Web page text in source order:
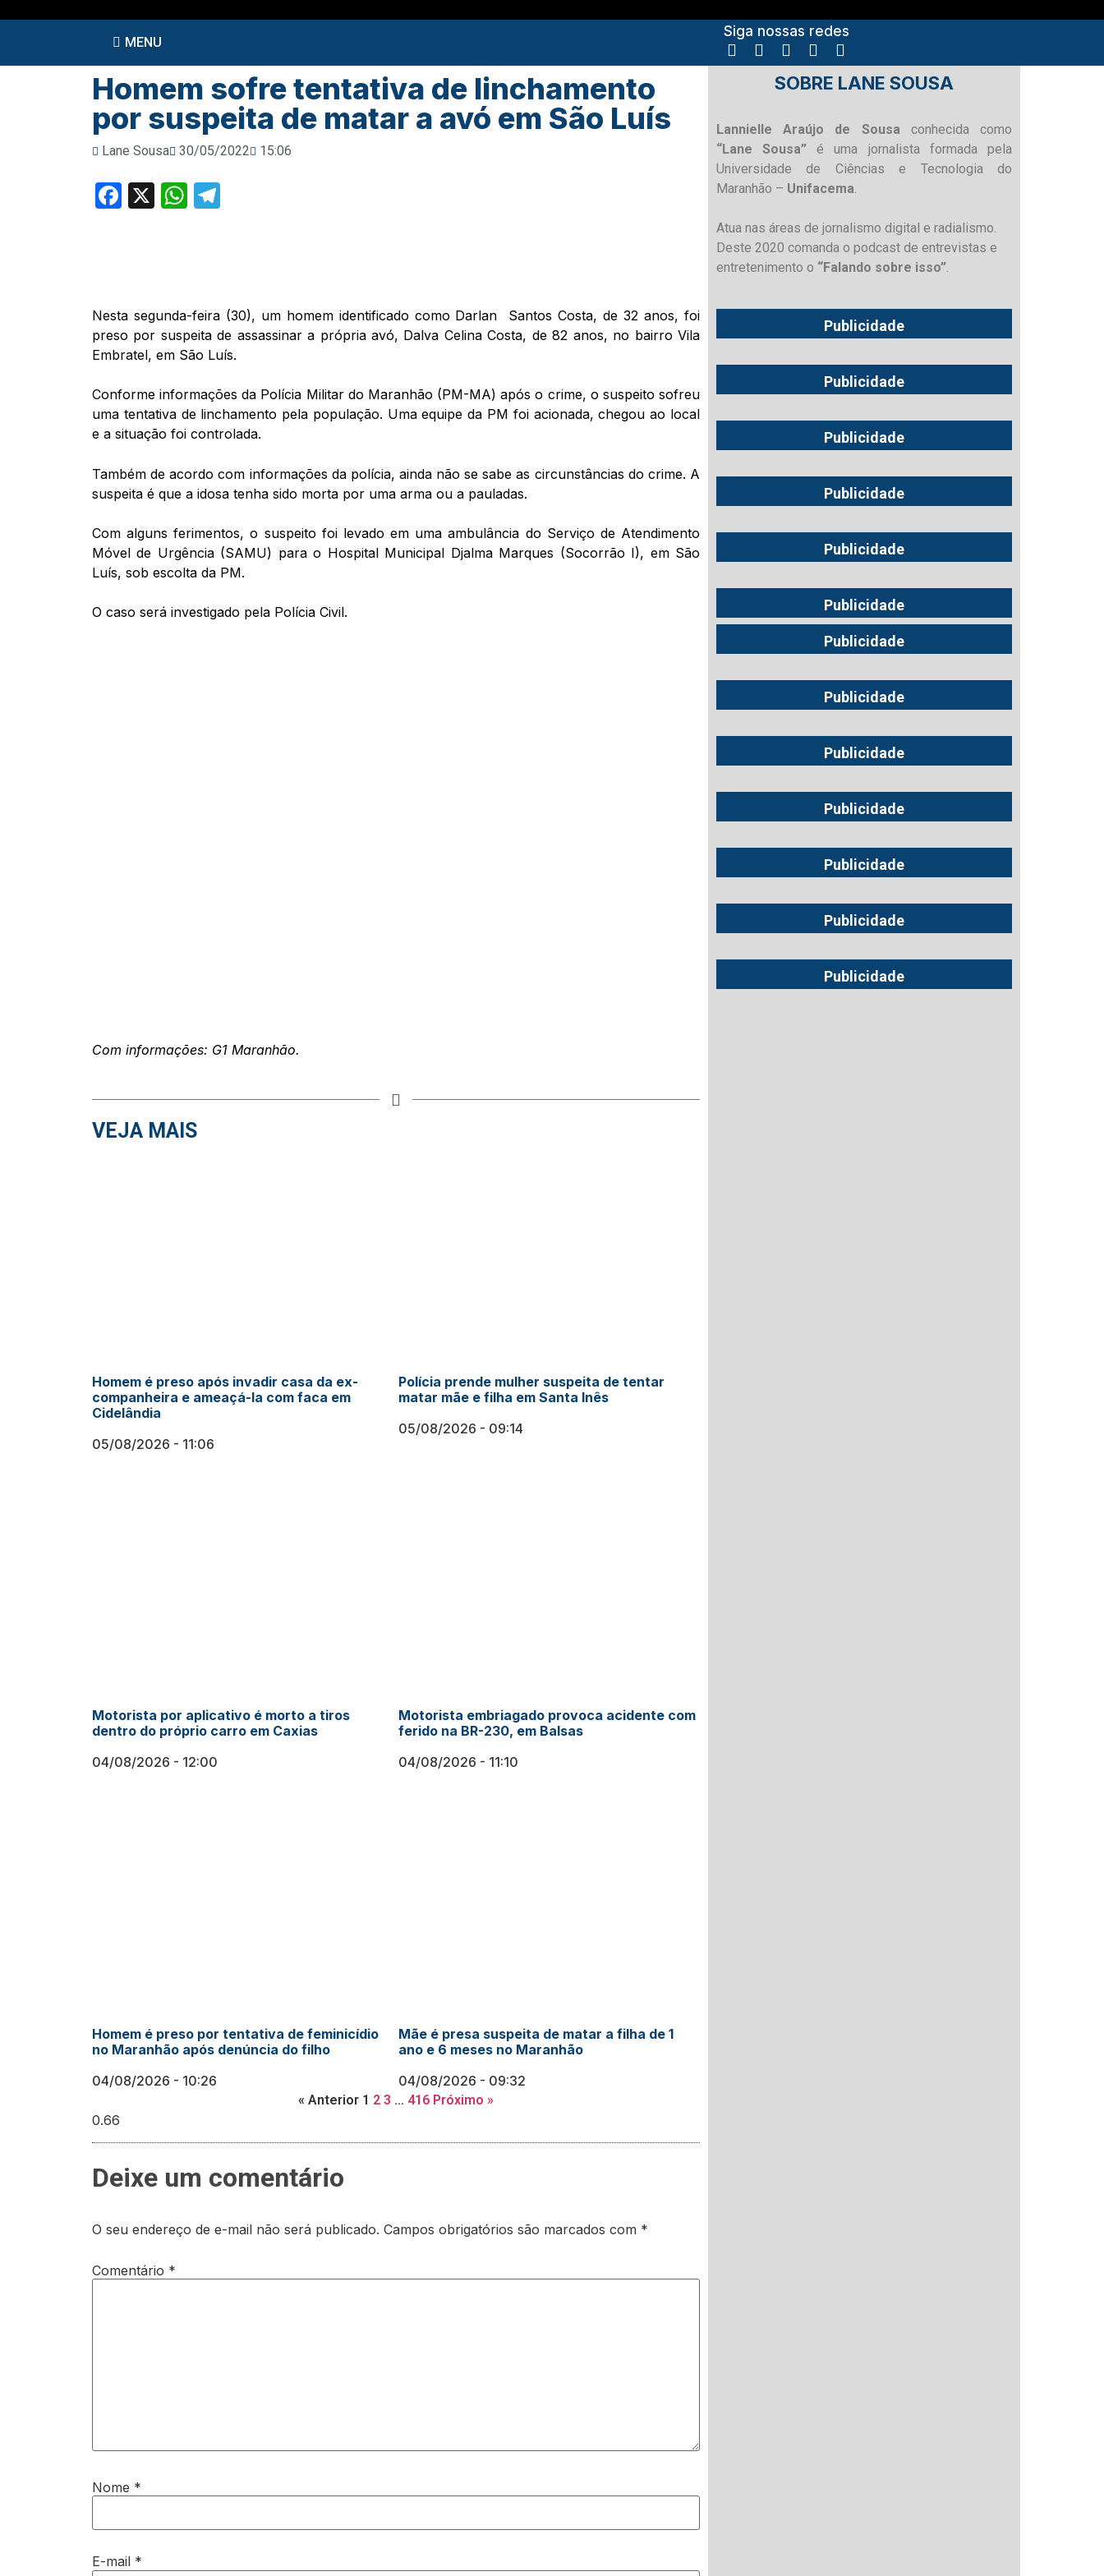
MENU
Siga nossas redes
Homem sofre tentativa de linchamento
por suspeita de matar a avó em São Luís
Lane Sousa 30/05/2022 15:06
Facebook
X WhatsApp
Nesta segunda-feira (30), um homem identificado como Darlan Santos Costa, de 32 anos, foi
preso por suspeita de assassinar a própria avó, Dalva Celina Costa, de 82 anos, no bairro Vila
Embratel, em São Luís.
Conforme informações da Polícia Militar do Maranhão (PM-MA) após o crime, o suspeito sofreu
uma tentativa de linchamento pela população. Uma equipe da PM foi acionada, chegou ao local
e a situação foi controlada.
Também de acordo com informações da polícia, ainda não se sabe as circunstâncias do crime. A
suspeita é que a idosa tenha sido morta por uma arma ou a pauladas.
Com alguns ferimentos, o suspeito foi levado em uma ambulância do Serviço de Atendimento
Móvel de Urgência (SAMU) para o Hospital Municipal Djalma Marques (Socorrão I), em São
Luís, sob escolta da PM.
O caso será investigado pela Polícia Civil.
Com informações: G1 Maranhão.
VEJA MAIS
Homem é preso após invadir casa da ex-
companheira e ameaçá-la com faca em
Cidelândia
05/08/2026
11:06
Polícia prende mulher suspeita de tentar
matar mãe e filha em Santa Inês
05/08/2026
09:14
Motorista por aplicativo é morto a tiros
dentro do próprio carro em Caxias
04/08/2026
12:00
Motorista embriagado provoca acidente com
ferido na BR-230, em Balsas
04/08/2026
11:10
Homem é preso por tentativa de feminicídio
no Maranhão após denúncia do filho
04/08/2026
10:26
Mãe é presa suspeita de matar a filha de 1
ano e 6 meses no Maranhão
04/08/2026
09:32
« Anterior 1 2 3 … 416 Próximo »
Deixe um comentário
O seu endereço de e-mail não será publicado. Campos obrigatórios são marcados com *
Comentário *
Nome *
E-mail *
SOBRE LANE SOUSA
Lannielle Araújo de Sousa conhecida como
“Lane Sousa” é uma jornalista formada pela
Universidade de Ciências e Tecnologia do
Maranhão – Unifacema.
Atua nas áreas de jornalismo digital e radialismo.
Deste 2020 comanda o podcast de entrevistas e
entretenimento o “Falando sobre isso”.
Publicidade
Publicidade
Publicidade
Publicidade
Publicidade
Publicidade
Publicidade
Publicidade
Publicidade
Publicidade
Publicidade
Publicidade
Publicidade